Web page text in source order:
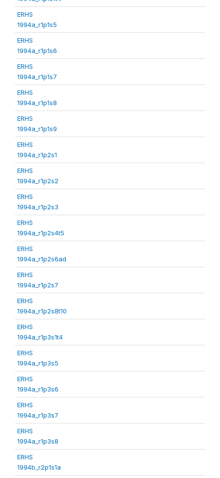
ERHS
1994a_r1p1s5
ERHS
1994a_r1p1s6
ERHS
1994a_r1p1s7
ERHS
1994a_r1p1s8
ERHS
1994a_r1p1s9
ERHS
1994a_r1p2s1
ERHS
1994a_r1p2s2
ERHS
1994a_r1p2s3
ERHS
1994a_r1p2s4t5
ERHS
1994a_r1p2s6ad
ERHS
1994a_r1p2s7
ERHS
1994a_r1p2s8t10
ERHS
1994a_r1p3s1t4
ERHS
1994a_r1p3s5
ERHS
1994a_r1p3s6
ERHS
1994a_r1p3s7
ERHS
1994a_r1p3s8
ERHS
1994b_r2p1s1a